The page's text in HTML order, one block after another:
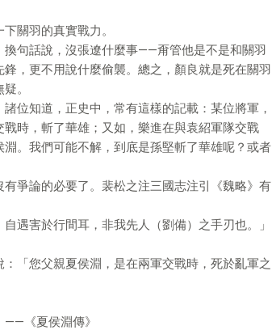
關羽的真實戰力。
句話說，沒張遼什麼事——甭管他是不是和關羽
，更不用說什麼偷襲。總之，顏良就是死在關羽
。
位知道，正史中，常有這樣的記載：某位將軍，
時，斬了華雄；又如，樂進在與袁紹軍隊交戰
。我們可能不解，到底是孫堅斬了華雄呢？或者
爭論的必要了。裴松之注三國志注引《魏略》有
遇害於行間耳，非我先人（劉備）之手刃也。」
「您父親夏侯淵，是在兩軍交戰時，死於亂軍之
——《夏侯淵傳》